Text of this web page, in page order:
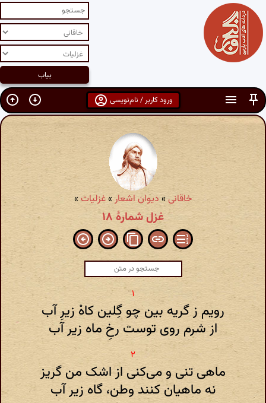
ورود کاربر / نام‌نویسی
خاقانی»دیوان اشعار»غزلیات »
غزل شمارهٔ ۱۸
رویم ز گریه بین چو گِلین کاهْ زیرِ آب
از شرم روی توست رخِ ماه زیر آب
ماهی تنی و می‌کنی از اشک من گریز
نه ماهیان کنند وطن، گاه زیر آب